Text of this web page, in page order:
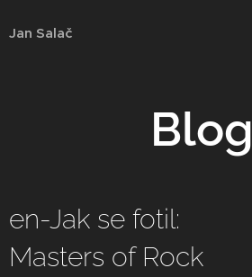
Jan Salač
Blog
en-Jak se fotil:
Masters of Rock